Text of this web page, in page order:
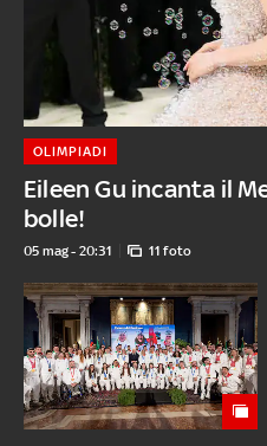
Eileen Gu incanta il
bolle!
OLIMPIADI
05 mag - 20:31 11 foto